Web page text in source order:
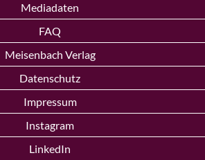
Mediadaten
FAQ
Meisenbach Verlag
Datenschutz
Impressum
Instagram
LinkedIn